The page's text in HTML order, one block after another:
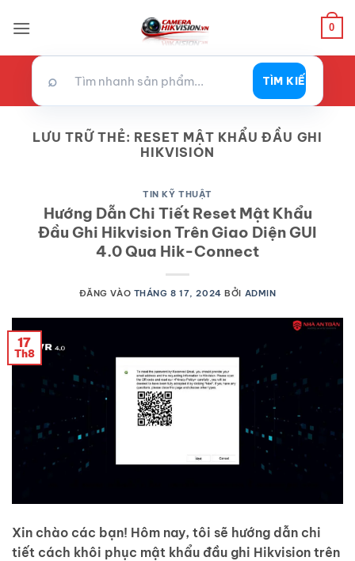
qua
0
⌕ TÌM KIẾM
LƯU TRỮ THẺ: RESET MẬT KHẨU ĐẦU GHI
HIKVISION
TIN KỸ THUẬT
Hướng Dẫn Chi Tiết Reset Mật Khẩu
Đầu Ghi Hikvision Trên Giao Diện GUI
4.0 Qua Hik-Connect
ĐĂNG VÀO THÁNG 8 17, 2024 BỞI ADMIN
17
Th8
Xin chào các bạn! Hôm nay, tôi sẽ hướng dẫn chi
tiết cách khôi phục mật khẩu đầu ghi Hikvision trên